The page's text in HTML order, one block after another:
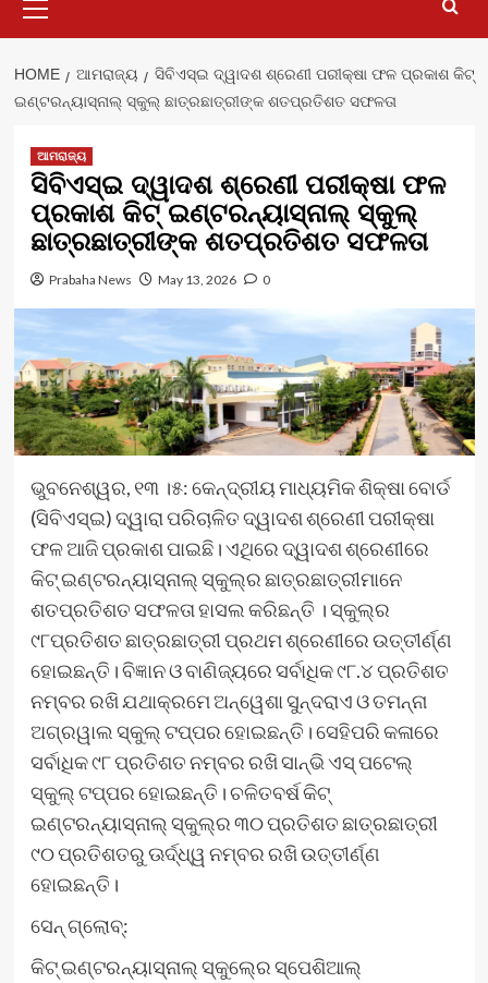
Menu
HOME ଆମରାଜ୍ୟ
ସିବିଏସ୍‍ଇ ଦ୍ୱାଦଶ ଶ୍ରେଣୀ ପରୀକ୍ଷା ଫଳ ପ୍ରକାଶ କିଟ୍‍
ଇଣ୍ଟରନ୍ୟାସ୍‍ନାଲ୍‍ ସ୍କୁଲ୍‍ ଛାତ୍ରଛାତ୍ରୀଙ୍କ ଶତପ୍ରତିଶତ ସଫଳତା
ଆମରାଜ୍ୟ
ସିବିଏସ୍‍ଇ ଦ୍ୱାଦଶ ଶ୍ରେଣୀ ପରୀକ୍ଷା ଫଳ
ପ୍ରକାଶ କିଟ୍‍ ଇଣ୍ଟରନ୍ୟାସ୍‍ନାଲ୍‍ ସ୍କୁଲ୍‍
ଛାତ୍ରଛାତ୍ରୀଙ୍କ ଶତପ୍ରତିଶତ ସଫଳତା
Prabaha News May 13, 2026 0
ଭୁବନେଶ୍ୱର, ୧୩ ।୫: କେନ୍ଦ୍ରୀୟ ମାଧ୍ୟମିକ ଶିକ୍ଷା ବୋର୍ଡ
(ସିବିଏସ୍‍ଇ) ଦ୍ୱାରା ପରିଚାଳିତ ଦ୍ୱାଦଶ ଶ୍ରେଣୀ ପରୀକ୍ଷା
ଫଳ ଆଜି ପ୍ରକାଶ ପାଇଛି। ଏଥିରେ ଦ୍ୱାଦଶ ଶ୍ରେଣୀରେ
କିଟ୍‍ ଇଣ୍ଟରନ୍ୟାସ୍‍ନାଲ୍‍ ସ୍କୁଲ୍‍ର ଛାତ୍ରଛାତ୍ରୀମାନେ
ଶତପ୍ରତିଶତ ସଫଳତା ହାସଲ କରିଛନ୍ତି । ସ୍କୁଲ୍‍ର
୯୮ପ୍ରତିଶତ ଛାତ୍ରଛାତ୍ରୀ ପ୍ରଥମ ଶ୍ରେଣୀରେ ଉତ୍ତୀର୍ଣ୍ଣ
ହୋଇଛନ୍ତି। ବିଜ୍ଞାନ ଓ ବାଣିଜ୍ୟରେ ସର୍ବାଧିକ ୯୮.୪ ପ୍ରତିଶତ
ନମ୍ବର ରଖି ଯଥାକ୍ରମେ ଅନ୍ୱେଶା ସୁନ୍ଦରାଏ ଓ ତମନ୍ନା
ଅଗ୍ରୱାଲ ସ୍କୁଲ୍‍ ଟପ୍‍ପର ହୋଇଛନ୍ତି। ସେହିପରି କଳାରେ
ସର୍ବାଧିକ ୯୮ ପ୍ରତିଶତ ନମ୍ବର ରଖି ସାନ୍‍ଭି ଏସ୍‍ ପଟେଲ୍‍
ସ୍କୁଲ୍‍ ଟପ୍‍ପର ହୋଇଛନ୍ତି। ଚଳିତବର୍ଷ କିଟ୍‍
ଇଣ୍ଟରନ୍ୟାସ୍‍ନାଲ୍‍ ସ୍କୁଲ୍‍ର ୩୦ ପ୍ରତିଶତ ଛାତ୍ରଛାତ୍ରୀ
୯୦ ପ୍ରତିଶତରୁ ଊର୍ଦ୍ଧ୍ୱ ନମ୍ବର ରଖି ଉତ୍ତୀର୍ଣ୍ଣ
ହୋଇଛନ୍ତି।
ସେନ୍‍ ଗ୍ଲୋବ୍‍:
କିଟ୍‍ ଇଣ୍ଟରନ୍ୟାସ୍‍ନାଲ୍‍ ସ୍କୁଲ୍‍ରେ ସ୍ପେଶିଆଲ୍‍